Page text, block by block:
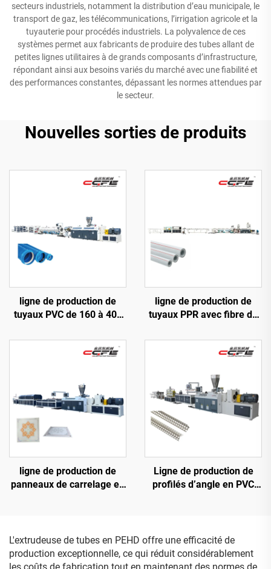
secteurs industriels, notamment la distribution d’eau municipale, le
transport de gaz, les télécommunications, l’irrigation agricole et la
tuyauterie pour procédés industriels. La polyvalence de ces
systèmes permet aux fabricants de produire des tubes allant de
petites lignes utilitaires à de grands composants d’infrastructure,
répondant ainsi aux besoins variés du marché avec une fiabilité et
des performances constantes, dépassant les normes attendues par
le secteur.
Nouvelles sorties de produits
ligne de production de
tuyaux PVC de 160 à 400
ligne de production de
tuyaux PPR avec fibre de
ligne de production de
panneaux de carrelage en
Ligne de production de
profilés d’angle en PVC
L'extrudeuse de tubes en PEHD offre une efficacité de
production exceptionnelle, ce qui réduit considérablement